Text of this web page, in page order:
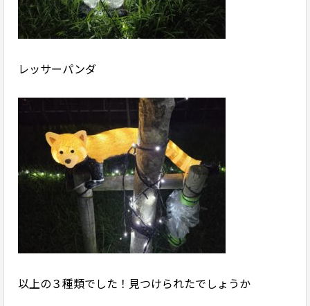
レッサーパンダ
以上の３種類でした！見つけられたでしょうか